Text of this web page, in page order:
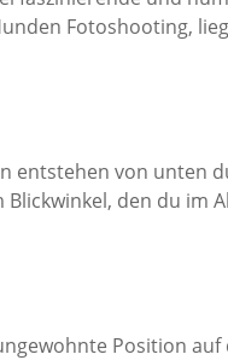
entstehen von unten
den du im
Position